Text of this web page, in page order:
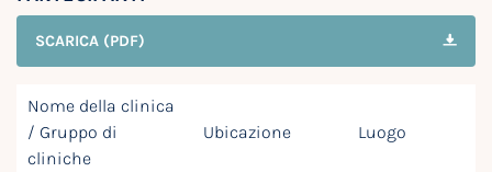
SCARICA (PDF)
Nome della clinica
/ Gruppo di
cliniche
Ubicazione Luogo